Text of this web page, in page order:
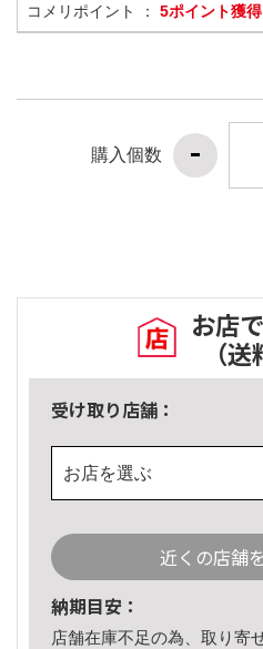
コメリポイント ： 5ポイント獲得
購入個数
お店
（
受け取り店舗：
お店を選ぶ
近くの店舗
納期目安：
店舗在庫不足の為、取り寄